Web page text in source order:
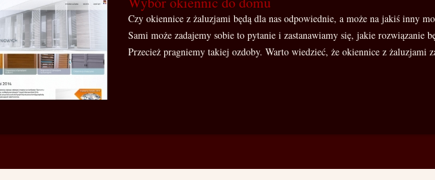
Czy okiennice z żaluzjami będą dla nas odpowiednie, a może na jakiś inny
Sami może zadajemy sobie to pytanie i zastanawiamy się, jakie rozwiązanie
Przecież pragniemy takiej ozdoby. Warto wiedzieć, że okiennice z żaluzjami